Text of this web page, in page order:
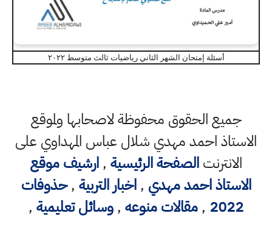
أسئلة إمتحان الشهر الثاني رياضيات ثالث متوسط ٢٠٢٢
جميع الحقوق محفوظة لاصحابها ولموقع
الاستاذ احمد مهدي شلال عباس المهداوي على
الانترنتالصفحة الرئيسية ,ارشيف موقع
الاستاذ احمد مهدي ,اخبار التربية ,حذوفات
2022
,مقالات منوعه ,وسائل تعليمية ,